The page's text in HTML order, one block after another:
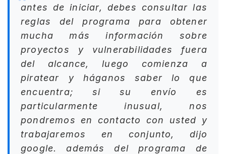
antes de iniciar, debes consultar las
reglas del programa para obtener
mucha más información sobre
proyectos y vulnerabilidades fuera
del alcance, luego comienza a
piratear y háganos saber lo que
encuentra; si su envío es
particularmente inusual, nos
pondremos en contacto con usted y
trabajaremos en conjunto, dijo
google. además delprograma de